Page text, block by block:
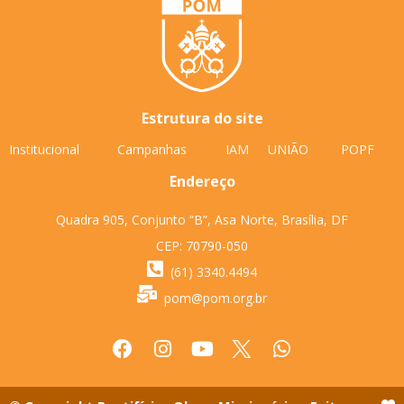
Estrutura do site
Institucional Campanhas IAM UNIÃO POPF
Endereço
Quadra 905, Conjunto “B”, Asa Norte, Brasília, DF
CEP: 70790-050
(61) 3340.4494
pom@pom.org.br